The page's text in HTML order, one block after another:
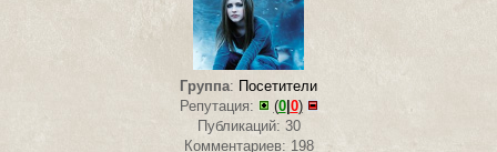
Группа: Посетители
Репутация:
(0| 0)
Публикаций: 30
Комментариев: 198